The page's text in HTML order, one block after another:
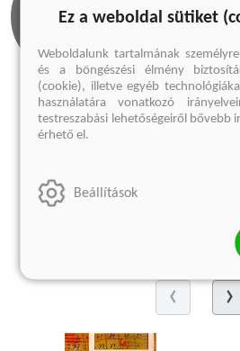
Olvass bele
Megnézem
Ez a weboldal sütiket
Weboldalunk tartalmának
és a böngészési élmény
(cookie), illetve egyéb
használatára vonatkozó
testreszabási lehetőségeiről bővebb
érhető el.
Beállítások